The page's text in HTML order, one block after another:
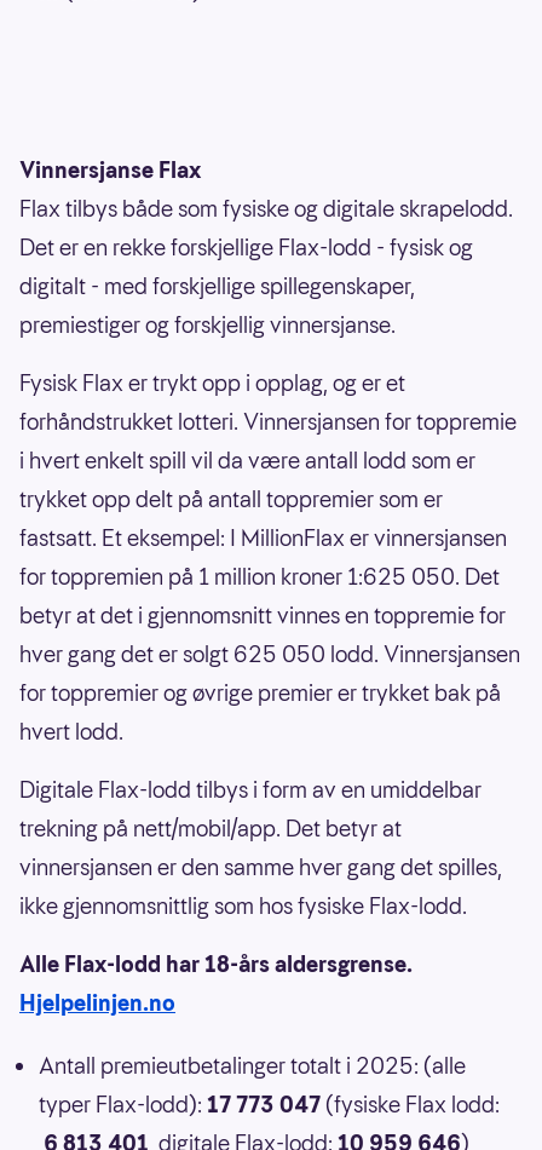
Vinnersjanse Flax
Flax tilbys både som fysiske og digitale skrapelodd.
Det er en rekke forskjellige Flax-lodd - fysisk og
digitalt - med forskjellige spillegenskaper,
premiestiger og forskjellig vinnersjanse.
Fysisk Flax er trykt opp i opplag, og er et
forhåndstrukket lotteri. Vinnersjansen for toppremie
i hvert enkelt spill vil da være antall lodd som er
trykket opp delt på antall toppremier som er
fastsatt. Et eksempel: I MillionFlax er vinnersjansen
for toppremien på 1 million kroner 1:625 050. Det
betyr at det i gjennomsnitt vinnes en toppremie for
hver gang det er solgt 625 050 lodd. Vinnersjansen
for toppremier og øvrige premier er trykket bak på
hvert lodd.
Digitale Flax-lodd tilbys i form av en umiddelbar
trekning på nett/mobil/app. Det betyr at
vinnersjansen er den samme hver gang det spilles,
ikke gjennomsnittlig som hos fysiske Flax-lodd.
Alle Flax-lodd har 18-års aldersgrense.
Hjelpelinjen.no
Antall premieutbetalinger totalt i 2025: (alle
typer Flax-lodd): 17 773 047 (fysiske Flax lodd:
6 813 401 , digitale Flax-lodd: 10 959 646)